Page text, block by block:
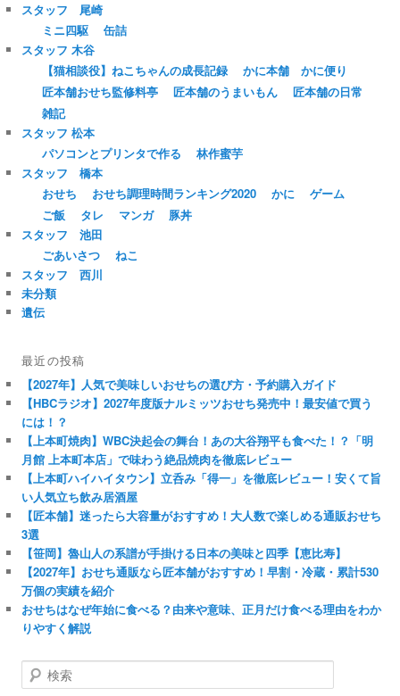
スタッフ 尾崎
ミニ四駆
缶詰
スタッフ 木谷
【猫相談役】ねこちゃんの成長記録
かに本舗 かに便り
匠本舗おせち監修料亭
匠本舗のうまいもん
匠本舗の日常
雑記
スタッフ 松本
パソコンとプリンタで作る
林作蜜芋
スタッフ 橋本
おせち
おせち調理時間ランキング2020 かに
ゲーム
ご飯
タレ マンガ
豚丼
スタッフ 池田
ごあいさつ
ねこ
スタッフ 西川
未分類
遺伝
最近の投稿
【2027年】人気で美味しいおせちの選び方・予約購入ガイド
【HBCラジオ】2027年度版ナルミッツおせち発売中！最安値で買う
には！？
【上本町焼肉】WBC決起会の舞台！あの大谷翔平も食べた！？「明
月館 上本町本店」で味わう絶品焼肉を徹底レビュー
【上本町ハイハイタウン】立呑み「得一」を徹底レビュー！安くて旨
い人気立ち飲み居酒屋
【匠本舗】迷ったら大容量がおすすめ！大人数で楽しめる通販おせち
3選
【笹岡】魯山人の系譜が手掛ける日本の美味と四季【恵比寿】
【2027年】おせち通販なら匠本舗がおすすめ！早割・冷蔵・累計530
万個の実績を紹介
おせちはなぜ年始に食べる？由来や意味、正月だけ食べる理由をわか
りやすく解説
検
索